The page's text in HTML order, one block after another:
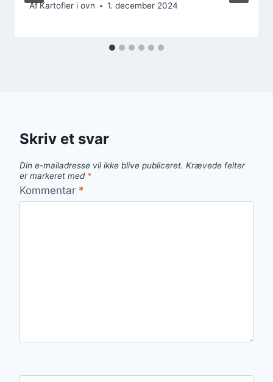
AfKartofler i ovn 1. december 2024
Skriv et svar
Din e-mailadresse vil ikke blive publiceret. Krævede felter
er markeret med *
Kommentar *